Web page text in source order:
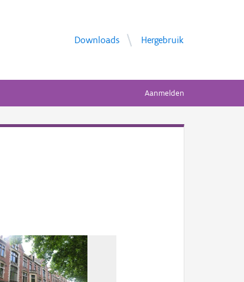
Downloads Hergebruik
Aanmelden